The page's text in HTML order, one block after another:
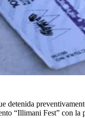
“Illimani Fest”